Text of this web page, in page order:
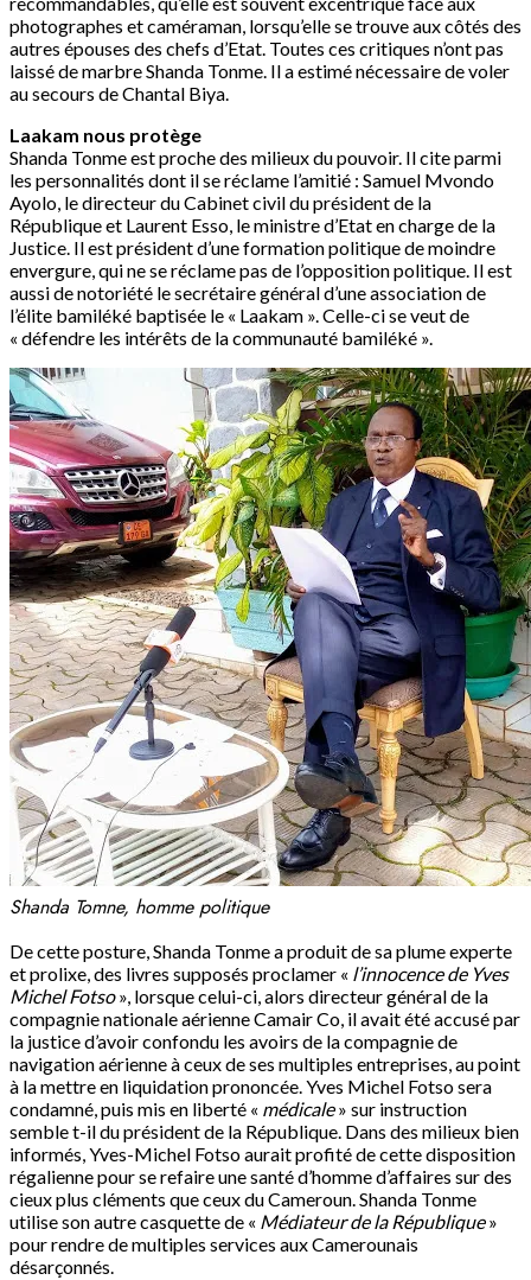
photographes et caméraman, lorsqu’elle se trouve aux côtés des
autres épouses des chefs d’Etat. Toutes ces critiques n’ont pas
laissé de marbre Shanda Tonme. Il a estimé nécessaire de voler
au secours de Chantal Biya.
Laakam nous protège
Shanda Tonme est proche des milieux du pouvoir. Il cite parmi
les personnalités dont il se réclame l’amitié : Samuel Mvondo
Ayolo, le directeur du Cabinet civil du président de la
République et Laurent Esso, le ministre d’Etat en charge de la
Justice. Il est président d’une formation politique de moindre
envergure, qui ne se réclame pas de l’opposition politique. Il est
aussi de notoriété le secrétaire général d’une association de
l’élite bamiléké baptisée le « Laakam ». Celle-ci se veut de
« défendre les intérêts de la communauté bamiléké ».
Shanda Tomne, homme politique
De cette posture, Shanda Tonme a produit de sa plume experte
et prolixe, des livres supposés proclamer « l’innocence de Yves
Michel Fotso», lorsque celui-ci, alors directeur général de la
compagnie nationale aérienne Camair Co, il avait été accusé par
la justice d’avoir confondu les avoirs de la compagnie de
navigation aérienne à ceux de ses multiples entreprises, au point
à la mettre en liquidation prononcée. Yves Michel Fotso sera
condamné, puis mis en liberté « médicale» sur instruction
semble t-il du président de la République. Dans des milieux bien
informés, Yves-Michel Fotso aurait profité de cette disposition
régalienne pour se refaire une santé d’homme d’affaires sur des
cieux plus cléments que ceux du Cameroun. Shanda Tonme
utilise son autre casquette de « Médiateur de la République»
pour rendre de multiples services aux Camerounais
désarçonnés.